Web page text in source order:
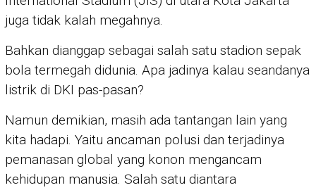
juga tidak kalah megahnya.
Bahkan dianggap sebagai salah satu stadion sepak
bola termegah didunia. Apa jadinya kalau seandanya
listrik di DKI pas-pasan?
Namun demikian, masih ada tantangan lain yang
kita hadapi. Yaitu ancaman polusi dan terjadinya
pemanasan global yang konon mengancam
kehidupan manusia. Salah satu diantara